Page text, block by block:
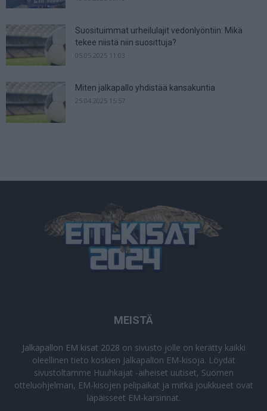
Suosituimmat urheilulajit vedonlyöntiin: Mikä
tekee niistä niin suosittuja?
05.05.2025 11:03
Miten jalkapallo yhdistää kansakuntia
25.04.2025 15:57
MEISTÄ
Jalkapallon EM kisat 2028 on sivusto jolle on kerätty kaikki
oleellinen tieto koskien Jalkapallon EM-kisoja. Löydät
sivustoltamme Huuhkajat -aiheiset uutiset, Suomen
otteluohjelman, EM-kisojen pelipaikat ja mitkä joukkueet ovat
läpäisseet EM-karsinnat.